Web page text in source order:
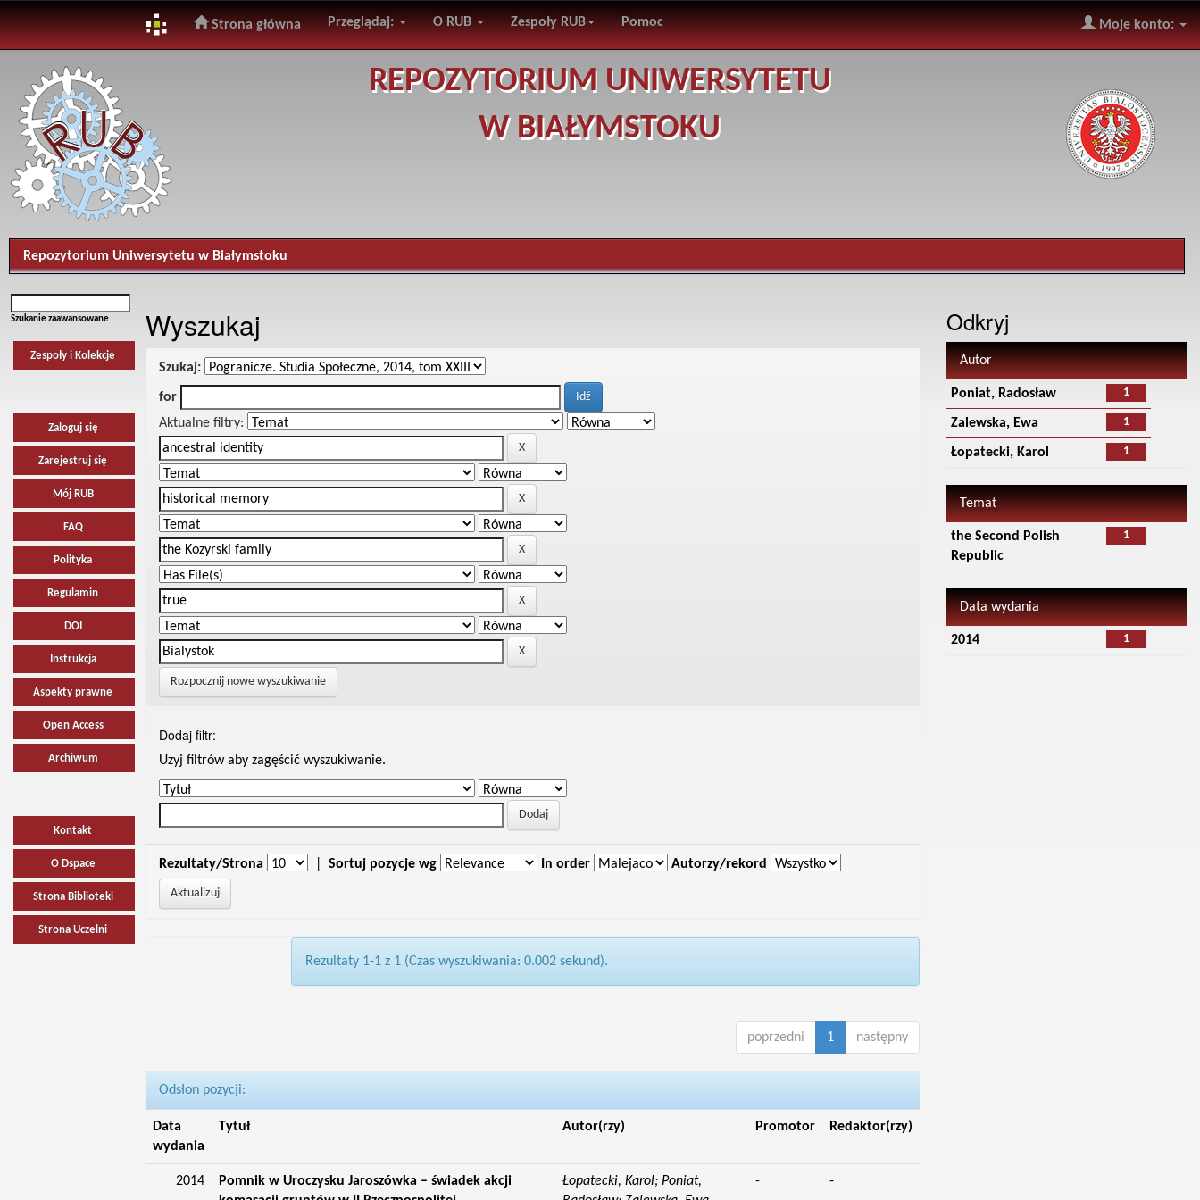
navigation
Strona główna Przeglądaj: O RUB Zespoły RUB Pomoc Moje konto:
REPOZYTORIUM UNIWERSYTETU
W BIAŁYMSTOKU
Repozytorium Uniwersytetu w Białymstoku
Szukanie zaawansowane
Zespoły i Kolekcje
Zaloguj się
Zarejestruj się
Mój RUB
FAQ
Polityka
Regulamin
DOI
Instrukcja
Aspekty prawne
Open Access
Archiwum
Kontakt
O Dspace
Strona Biblioteki
Strona Uczelni
Wyszukaj
Szukaj:
for
Aktualne filtry:
Rozpocznij nowe wyszukiwanie
Dodaj filtr:
Uzyj filtrów aby zagęścić wyszukiwanie.
Rezultaty/Strona Sortuj pozycje wg In order Autorzy/rekord
Rezultaty 1-1 z 1 (Czas wyszukiwania: 0.002 sekund).
poprzedni 1 następny
Odsłon pozycji:
Data
wydania
Tytuł Autor(rzy) Promotor Redaktor(rzy)
2014
Pomnik w Uroczysku Jaroszówka – świadek akcji
Łopatecki, Karol; Poniat,
- -
Odkryj
Autor
1
Poniat, Radosław
1
Zalewska, Ewa
1
Łopatecki, Karol
Temat
1
the Second Polish
Republic
Data wydania
1
2014